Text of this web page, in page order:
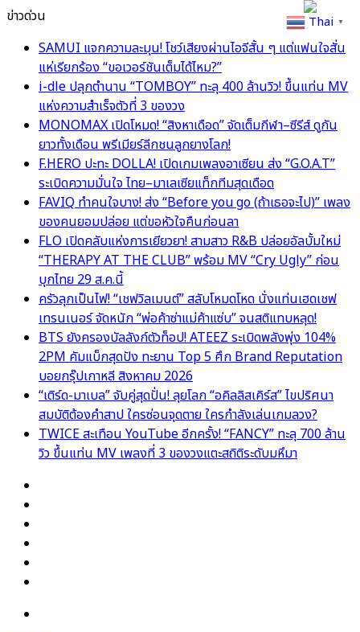
ข่าวด่วน
SAMUI แจกความละมุน! โชว์เสียงผ่านไอจีสั้น ๆ แต่แฟนใจสั่น
แห่เรียกร้อง “ขอเวอร์ชันเต็มได้ไหม?”
i-dle ปลุกตำนาน “TOMBOY” ทะลุ 400 ล้านวิว! ขึ้นแท่น MV
แห่งความสำเร็จตัวที่ 3 ของวง
MONOMAX เปิดโหมด! “สิงหาเดือด” จัดเต็มกีฬา–ซีรีส์ ดูกัน
ยาวทั้งเดือน พรีเมียร์ลีกชนลูกยางโลก!
F.HERO ปะทะ DOLLA! เปิดเกมเพลงอาเซียน ส่ง “G.O.A.T”
ระเบิดความมั่นใจ ไทย–มาเลเซียแท็กทีมสุดเดือด
FAVIQ ทำคนใจบาง! ส่ง “Before you go (ถ้าเธอจะไป)” เพลง
ของคนยอมปล่อย แต่ขอหัวใจคืนก่อนลา
FLO เปิดคลับแห่งการเยียวยา! สามสาว R&B ปล่อยอัลบั้มใหม่
“THERAPY AT THE CLUB” พร้อม MV “Cry Ugly” ก่อน
บุกไทย 29 ส.ค.นี้
ครัวลุกเป็นไฟ! “เชฟวิลเมนต์” สลับโหมดโหด นั่งแท่นเฮดเชฟ
เทรนเนอร์ จัดหนัก “พ่อค้าซ่าแม่ค้าแซ่บ” จนสติแทบหลุด!
BTS ยังครองบัลลังก์ตัวท็อป! ATEEZ ระเบิดพลังพุ่ง 104%
2PM คัมแบ็กสุดปัง ทะยาน Top 5 ศึก Brand Reputation
บอยกรุ๊ปเกาหลี สิงหาคม 2026
“เติร์ด-มาเบล” จับคู่สุดปั่น! ลุยโลก “อคิลลิสเคิร์ส” ไขปริศนา
สมบัติต้องคำสาป ใครซ่อนจุดตาย ใครกำลังเล่นเกมลวง?
TWICE สะเทือน YouTube อีกครั้ง! “FANCY” ทะลุ 700 ล้าน
วิว ขึ้นแท่น MV เพลงที่ 3 ของวงแตะสถิติระดับมหึมา
Thai ▼